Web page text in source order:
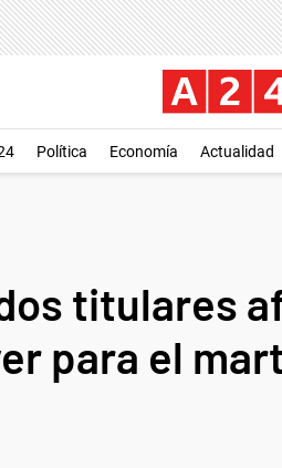
Política Economía Actualidad
titulares
para el